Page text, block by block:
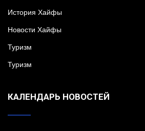
История Хайфы
Новости Хайфы
Туризм
Туризм
КАЛЕНДАРЬ НОВОСТЕЙ